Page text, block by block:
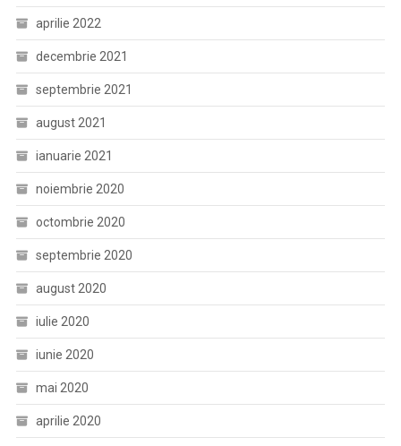
aprilie 2022
decembrie 2021
septembrie 2021
august 2021
ianuarie 2021
noiembrie 2020
octombrie 2020
septembrie 2020
august 2020
iulie 2020
iunie 2020
mai 2020
aprilie 2020